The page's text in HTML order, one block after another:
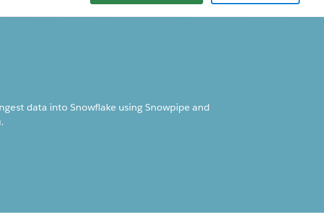
data into Snowflake using Snowpipe and